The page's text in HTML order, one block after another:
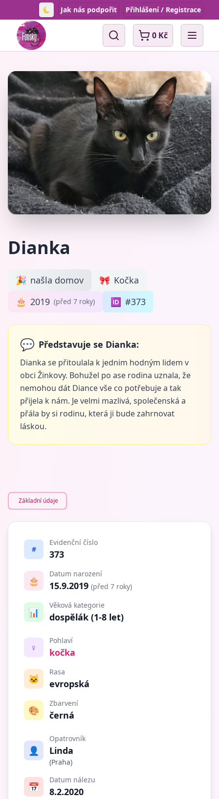
Toggle theme
Jak nás podpořit Přihlášení / Registrace
Vyhledávání0 Kč Open
Dianka
🎉 našla domov 🎀 Kočka
🎂 2019 (před 7 roky) 🆔 #373
💬 Představuje se Dianka:
Dianka se přitoulala k jednim hodným lidem v
obci Žinkovy. Bohužel po ase rodina uznala, že
nemohou dát Diance vše co potřebuje a tak
přijela k nám. Je velmi mazlivá, společenská a
přála by si rodinu, která ji bude zahrnovat
láskou.
Základní údaje
#
Evidenční číslo
373
🎂
Datum narození
15.9.2019 (před 7 roky)
📊
Věková kategorie
dospělák (1-8 let)
♀️
Pohlaví
kočka
🐱
Rasa
evropská
🎨
Zbarvení
černá
👤
Opatrovník
Linda
(Praha)
📅
Datum nálezu
8.2.2020